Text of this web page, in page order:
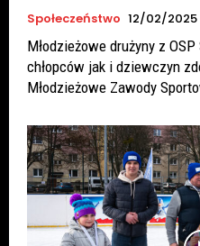
Społeczeństwo 12/02/2025
Młodzieżowe drużyny z
chłopców jak i dziewczyn
Młodzieżowe Zawody